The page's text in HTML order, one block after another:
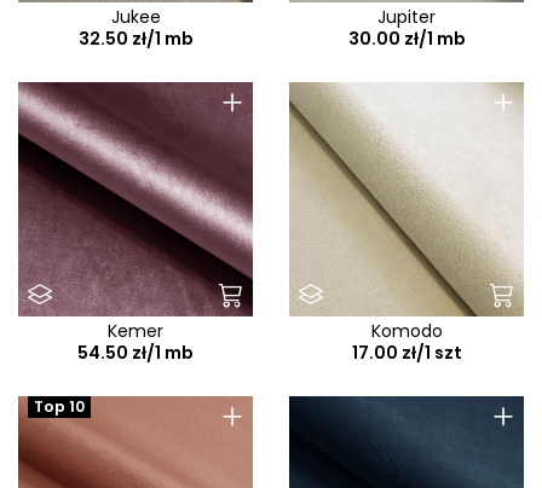
Jukee
32.50 zł/1 mb
Jupiter
30.00 zł/1 mb
+
Kemer
54.50 zł/1 mb
+
Komodo
17.00 zł/1 szt
+
Top 10 +